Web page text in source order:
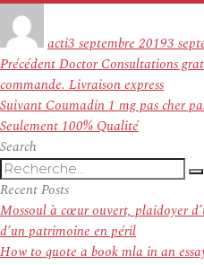
actile
3 septembre 20193
Navigation
de
l’article
PrécédentArticle
précédent :
Doctor Consultations
commande. Livraison express
Suivant Article
suivant :
Coumadin 1 mg pas cher
Seulement 100% Qualité
Search
Recherche
pour
:
Recent Posts
Mossoul à cœur ouvert, plaidoyer
d’un patrimoine en péril
How to quote a book mla in an